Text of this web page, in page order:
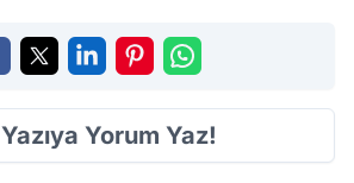
Yazıya Yorum Yaz!